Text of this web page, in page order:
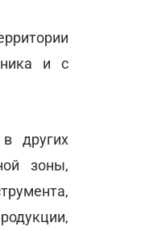
и с
других
зоны,